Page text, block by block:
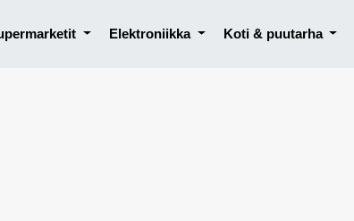
Elektroniikka Koti & puutarha